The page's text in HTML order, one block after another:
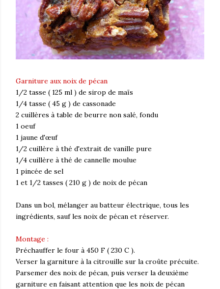
Garniture aux noix de pécan
1/2 tasse ( 125 ml ) de sirop de maïs
1/4 tasse ( 45 g ) de cassonade
2 cuillères à table de beurre non salé, fondu
1 oeuf
1 jaune d'œuf
1/2 cuillère à thé d'extrait de vanille pure
1/4 cuillère à thé de cannelle moulue
1 pincée de sel
1 et 1/2 tasses ( 210 g ) de noix de pécan
Dans un bol, mélanger au batteur électrique, tous les
ingrédients, sauf les noix de pécan et réserver.
Montage :
Préchauffer le four à 450 F ( 230 C ).
Verser la garniture à la citrouille sur la croûte précuite.
Parsemer des noix de pécan, puis verser la deuxième
garniture en faisant attention que les noix de pécan